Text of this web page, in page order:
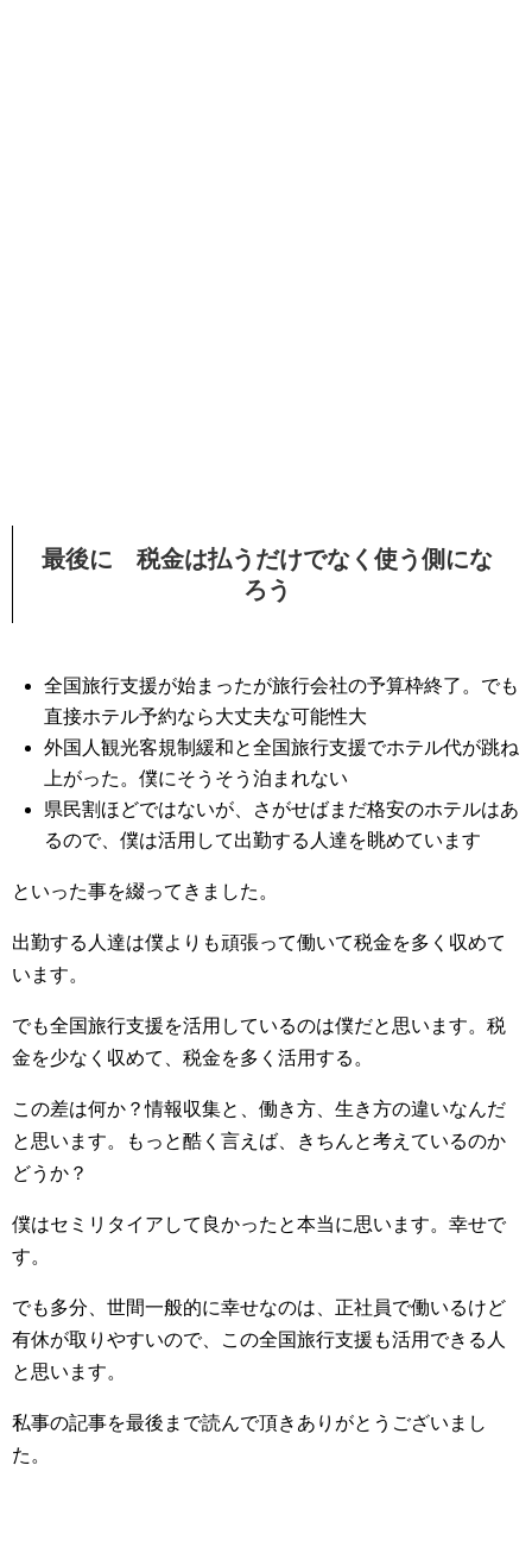
最後に 税金は払うだけでなく使う側にな
ろう
全国旅行支援が始まったが旅行会社の予算枠終了。でも
直接ホテル予約なら大丈夫な可能性大
外国人観光客規制緩和と全国旅行支援でホテル代が跳ね
上がった。僕にそうそう泊まれない
県民割ほどではないが、さがせばまだ格安のホテルはあ
るので、僕は活用して出勤する人達を眺めています
といった事を綴ってきました。
出勤する人達は僕よりも頑張って働いて税金を多く収めて
います。
でも全国旅行支援を活用しているのは僕だと思います。税
金を少なく収めて、税金を多く活用する。
この差は何か？情報収集と、働き方、生き方の違いなんだ
と思います。もっと酷く言えば、きちんと考えているのか
どうか？
僕はセミリタイアして良かったと本当に思います。幸せで
す。
でも多分、世間一般的に幸せなのは、正社員で働いるけど
有休が取りやすいので、この全国旅行支援も活用できる人
と思います。
私事の記事を最後まで読んで頂きありがとうございまし
た。